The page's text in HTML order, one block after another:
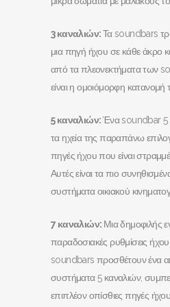
3 καναλιών:Τα soundbars
μια πηγή ήχου σε κάθε άκρο
από τα πλεονεκτήματα των
είναι η ομοιόμορφη κατανομή
5 καναλιών:Ένα soundbar 5
τα ηχεία της παραπάνω
πηγές ήχου που είναι
Αυτές είναι τα πιο
συστήματα οικιακού
7 καναλιών: Μια δημοφιλής
παραδοσιακές ρυθμίσεις
soundbars προσθέτουν ένα
συστήματα 5 καναλιών,
επιπλέον οπίσθιες πηγές ήχου.